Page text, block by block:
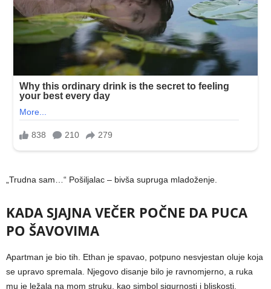
„Trudna sam…“ Pošiljalac – bivša supruga mladoženje.
KADA SJAJNA VEČER POČNE DA PUCA
PO ŠAVOVIMA
Apartman je bio tih. Ethan je spavao, potpuno nesvjestan oluje koja
se upravo spremala. Njegovo disanje bilo je ravnomjerno, a ruka
mu je ležala na mom struku, kao simbol sigurnosti i bliskosti.